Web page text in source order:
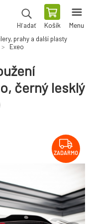
Hľadať Košík Menu
prahy a další plasty
Exeo
černý lesklý
ZADARMO